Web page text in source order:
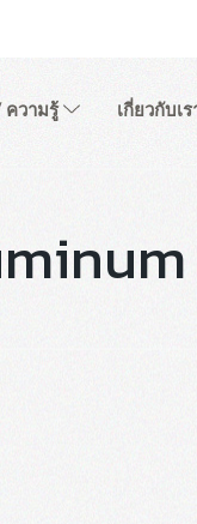
ความรู้ เกี่ยวกับเร